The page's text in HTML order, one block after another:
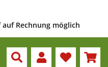
Rechnung möglich